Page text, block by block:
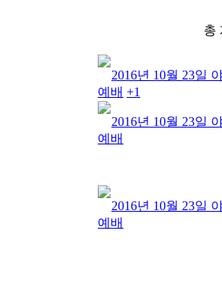
총
2016년 10월 23일
예배 +1
2016년 10월 23일
예배
2016년 10월 23일
예배